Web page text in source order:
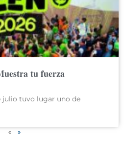
tu fuerza
julio tuvo lugar uno de
« »